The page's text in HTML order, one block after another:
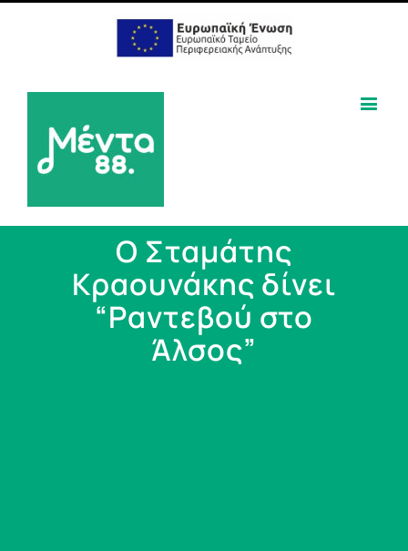
Ο Σταμάτης
Κραουνάκης δίνει
“Ραντεβού στο
Άλσος”